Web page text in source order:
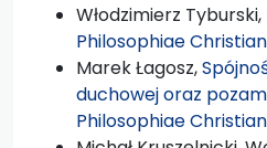
Włodzimierz Tyburski,
Philosophiae
Marek Łagosz,
duchowej oraz
Philosophiae